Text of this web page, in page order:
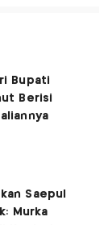
Bupati
Berisi
Saepul
Murka